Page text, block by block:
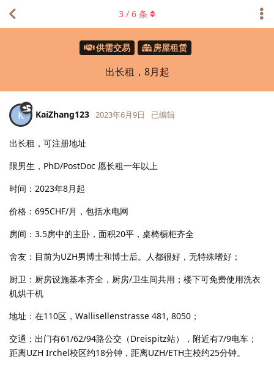
供需交易 房屋租赁
出长租，8月起
3 / 6 条
K KaiZhang123 2023年6月9日 已编辑
出长租，可注册地址
限男生，PhD/PostDoc 愿长租一年以上
时间：2023年8月起
价格：695CHF/月，包括水电网
房间：3.5房中的主卧，面积20平，桌椅橱柜齐全
舍友：目前为UZH男博士和博士后。人都很好，无特殊嗜好；
厨卫：厨房设施基本齐全，厨房/卫生间共用；楼下可免费使用洗衣
机烘干机
地址：在110区，Wallisellenstrasse 481, 8050；
交通：出门有61/62/94路公交（Dreispitz站），附近有7/9电车；
距离UZH Irchel校区约18分钟，距离UZH/ETH主校约25分钟。